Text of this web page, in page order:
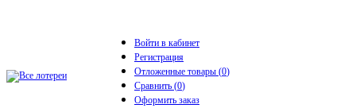
Войти в кабинет
Регистрация
Отложенные товары (0)
Сравнить (0)
Оформить заказ